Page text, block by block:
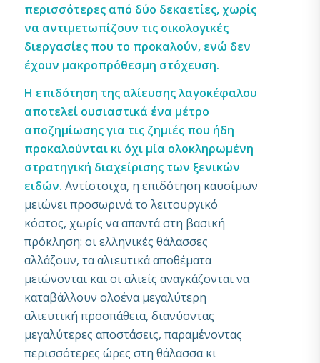
περισσότερες από δύο δεκαετίες, χωρίς
να αντιμετωπίζουν τις οικολογικές
διεργασίες που το προκαλούν, ενώ δεν
έχουν μακροπρόθεσμη στόχευση.
Η επιδότηση της αλίευσης λαγοκέφαλου
αποτελεί ουσιαστικά ένα μέτρο
αποζημίωσης για τις ζημιές που ήδη
προκαλούνται κι όχι μία ολοκληρωμένη
στρατηγική διαχείρισης των ξενικών
ειδών. Αντίστοιχα, η επιδότηση καυσίμων
μειώνει προσωρινά το λειτουργικό
κόστος, χωρίς να απαντά στη βασική
πρόκληση: οι ελληνικές θάλασσες
αλλάζουν, τα αλιευτικά αποθέματα
μειώνονται και οι αλιείς αναγκάζονται να
καταβάλλουν ολοένα μεγαλύτερη
αλιευτική προσπάθεια, διανύοντας
μεγαλύτερες αποστάσεις, παραμένοντας
περισσότερες ώρες στη θάλασσα κι